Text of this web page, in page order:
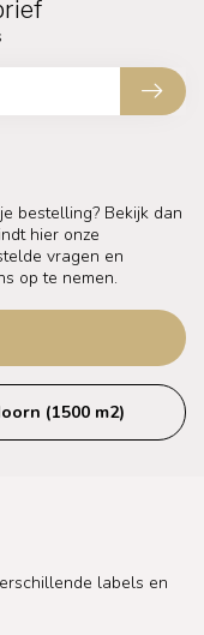
bestelling? Bekijk dan
hier onze
vragen en
op te nemen.
(1500 m2)
labels en